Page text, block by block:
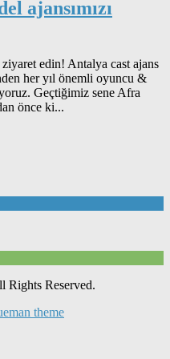
ajansımızı
edin! Antalya cast ajans
her yıl önemli oyuncu &
Geçtiğimiz sene Afra
önce ki...
Rights Reserved.
theme